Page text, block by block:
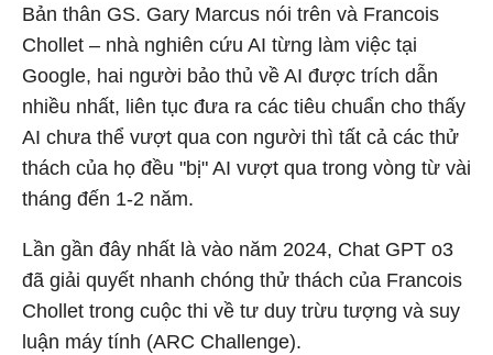
Bản thân GS. Gary Marcus nói trên và Francois
Chollet – nhà nghiên cứu AI từng làm việc tại
Google, hai người bảo thủ về AI được trích dẫn
nhiều nhất, liên tục đưa ra các tiêu chuẩn cho thấy
AI chưa thể vượt qua con người thì tất cả các thử
thách của họ đều "bị" AI vượt qua trong vòng từ vài
tháng đến 1-2 năm.
Lần gần đây nhất là vào năm 2024, Chat GPT o3
đã giải quyết nhanh chóng thử thách của Francois
Chollet trong cuộc thi về tư duy trừu tượng và suy
luận máy tính (ARC Challenge).